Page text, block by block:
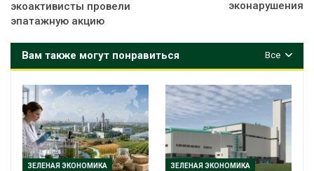
экоактивисты провели
эпатажную акцию
эконарушения
Все
Вам также могут понравиться
ЗЕЛЕНАЯ ЭКОНОМИКА ЗЕЛЕНАЯ ЭКОНОМИКА